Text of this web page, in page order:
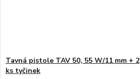
Tavná pistole TAV 50, 55 W/11 mm + 2
ks tyčinek